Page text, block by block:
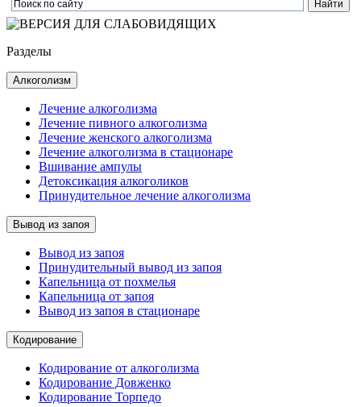
Разделы
Алкоголизм
Лечение алкоголизма
Лечение пивного алкоголизма
Лечение женского алкоголизма
Лечение алкоголизма в стационаре
Вшивание ампулы
Детоксикация алкоголиков
Принудительное лечение алкоголизма
Вывод из запоя
Вывод из запоя
Принудительный вывод из запоя
Капельница от похмелья
Капельница от запоя
Вывод из запоя в стационаре
Кодирование
Кодирование от алкоголизма
Кодирование Довженко
Кодирование Торпедо